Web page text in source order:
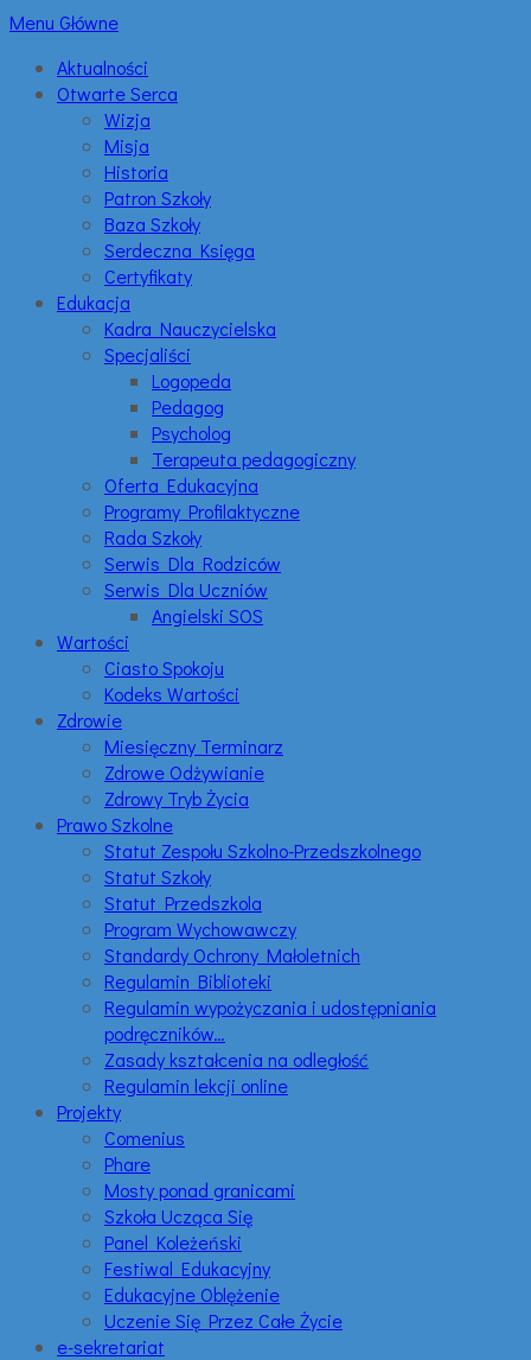
Menu Główne
Aktualności
Otwarte Serca
Wizja
Misja
Historia
Patron Szkoły
Baza Szkoły
Serdeczna Księga
Certyfikaty
Edukacja
Kadra Nauczycielska
Specjaliści
Logopeda
Pedagog
Psycholog
Terapeuta pedagogiczny
Oferta Edukacyjna
Programy Profilaktyczne
Rada Szkoły
Serwis Dla Rodziców
Serwis Dla Uczniów
Angielski SOS
Wartości
Ciasto Spokoju
Kodeks Wartości
Zdrowie
Miesięczny Terminarz
Zdrowe Odżywianie
Zdrowy Tryb Życia
Prawo Szkolne
Statut Zespołu Szkolno-Przedszkolnego
Statut Szkoły
Statut Przedszkola
Program Wychowawczy
Standardy Ochrony Małoletnich
Regulamin Biblioteki
Regulamin wypożyczania i udostępniania
podręczników…
Zasady kształcenia na odległość
Regulamin lekcji online
Projekty
Comenius
Phare
Mosty ponad granicami
Szkoła Ucząca Się
Panel Koleżeński
Festiwal Edukacyjny
Edukacyjne Oblężenie
Uczenie Się Przez Całe Życie
e-sekretariat